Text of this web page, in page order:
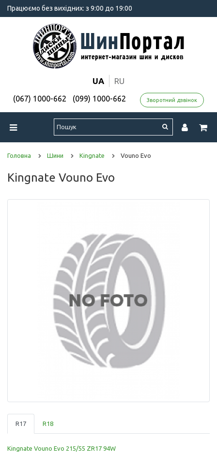
Працюємо без вихідних: з 9:00 до 19:00
UA RU
(067) 1000-662 (099) 1000-662 Зворотний дзвінок
Головна Шини Kingnate Vouno Evo
Kingnate Vouno Evo
R17 R18
Kingnate Vouno Evo 215/55 ZR17 94W